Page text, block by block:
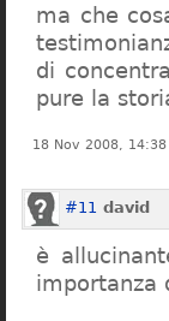
ma che
di
pure la
18 Nov 2008, 14:38
#11 david
è
importanza